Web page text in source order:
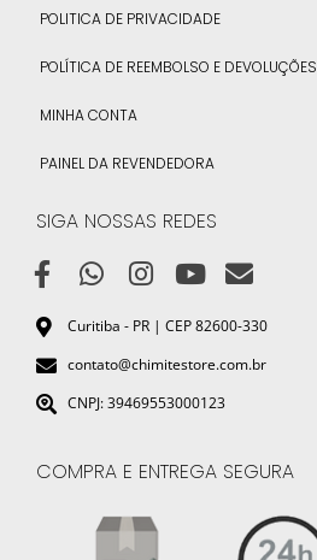
POLITICA DE PRIVACIDADE
POLÍTICA DE REEMBOLSO E DEVOLUÇÕES
MINHA CONTA
PAINEL DA REVENDEDORA
SIGA NOSSAS REDES
Curitiba - PR | CEP 82600-330
contato@chimitestore.com.br
CNPJ: 39469553000123
COMPRA E ENTREGA SEGURA